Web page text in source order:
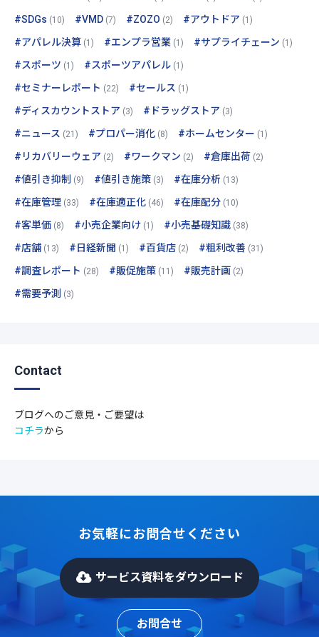
#SDGs (10) #VMD (7) #ZOZO (2) #アウトドア (1)
#アパレル決算 (1) #エンプラ営業 (1) #サプライチェーン (1)
#スポーツ (1) #スポーツアパレル (1)
#セミナーレポート (22) #セールス (1)
#ディスカウントストア (3) #ドラッグストア (3)
#ニュース (21) #プロパー消化 (8) #ホームセンター (1)
#リカバリーウェア (2) #ワークマン (2) #倉庫出荷 (2)
#値引き抑制 (9) #値引き施策 (3) #在庫分析 (13)
#在庫管理 (33) #在庫適正化 (46) #在庫配分 (10)
#客単価 (8) #小売企業向け (1) #小売基礎知識 (38)
#店舗 (13) #日経新聞 (1) #百貨店 (2) #粗利改善 (31)
#調査レポート (28) #販促施策 (11) #販売計画 (2)
#需要予測 (3)
Contact
ブログへのご意見・ご要望は
コチラから
お気軽にお問合せください
サービス資料をダウンロード
お問合せ